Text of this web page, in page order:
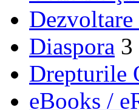
Diaspora 3
Drepturile
eBooks /